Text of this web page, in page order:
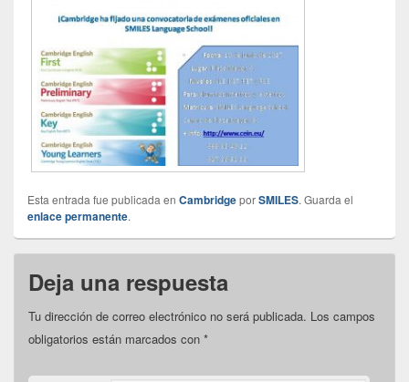
Esta entrada fue publicada en CambridgeporSMILES. Guarda el
enlace permanente.
Deja una respuesta
Tu dirección de correo electrónico no será publicada. Los campos
obligatorios están marcados con *